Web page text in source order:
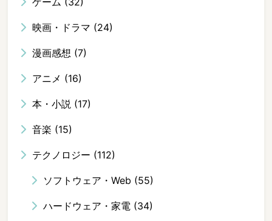
映画・ドラマ (24)
漫画感想 (7)
アニメ (16)
本・小説 (17)
音楽 (15)
テクノロジー (112)
ソフトウェア・Web (55)
ハードウェア・家電 (34)